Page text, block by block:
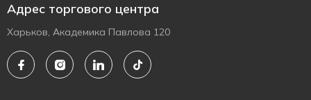
Адрес торгового центра
Харьков, Академика Павлова 120